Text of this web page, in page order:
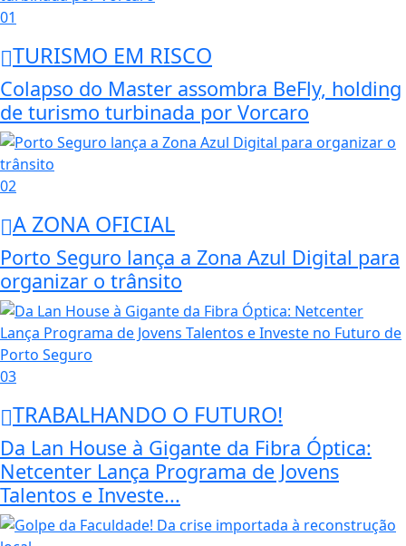
01
TURISMO EM RISCO
Colapso do Master assombra BeFly, holding
de turismo turbinada por Vorcaro
02
A ZONA OFICIAL
Porto Seguro lança a Zona Azul Digital para
organizar o trânsito
03
TRABALHANDO O FUTURO!
Da Lan House à Gigante da Fibra Óptica:
Netcenter Lança Programa de Jovens
Talentos e Investe...